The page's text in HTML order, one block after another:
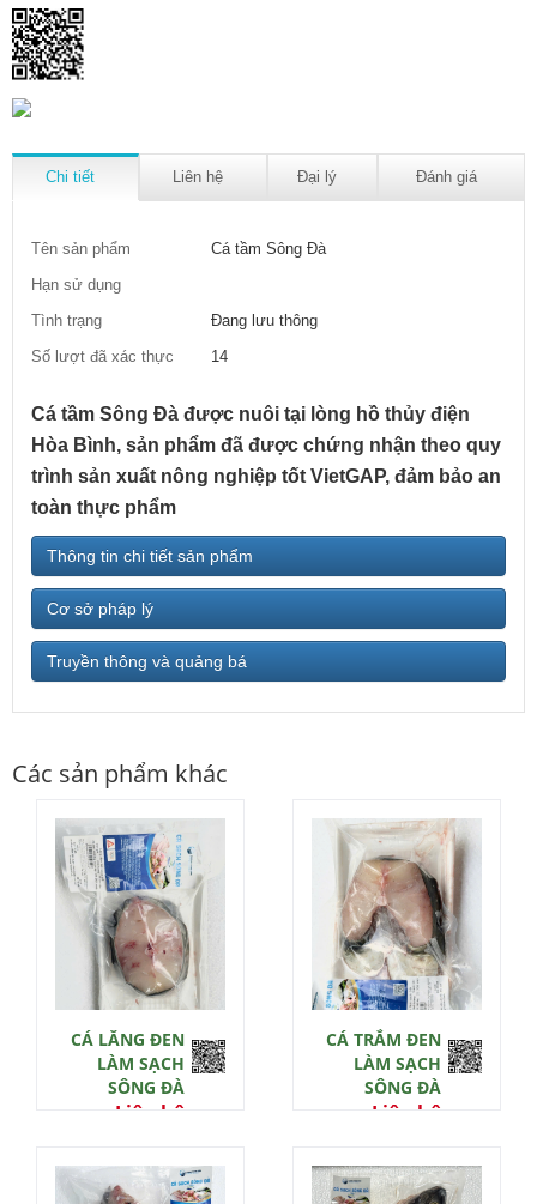
Chi tiết Liên hệ Đại lý Đánh giá
Tên sản phẩm
Cá tầm Sông Đà
Hạn sử dụng
Tình trạng
Đang lưu thông
Số lượt đã xác thực
14
Cá tầm Sông Đà được nuôi tại lòng hồ thủy điện
Hòa Bình, sản phẩm đã được chứng nhận theo quy
trình sản xuất nông nghiệp tốt VietGAP, đảm bảo an
toàn thực phẩm
Thông tin chi tiết sản phẩm
Cơ sở pháp lý
Truyền thông và quảng bá
Các sản phẩm khác
CÁ LĂNG ĐEN
LÀM SẠCH
SÔNG ĐÀ
Liên hệ
CÁ TRẮM ĐEN
LÀM SẠCH
SÔNG ĐÀ
Liên hệ